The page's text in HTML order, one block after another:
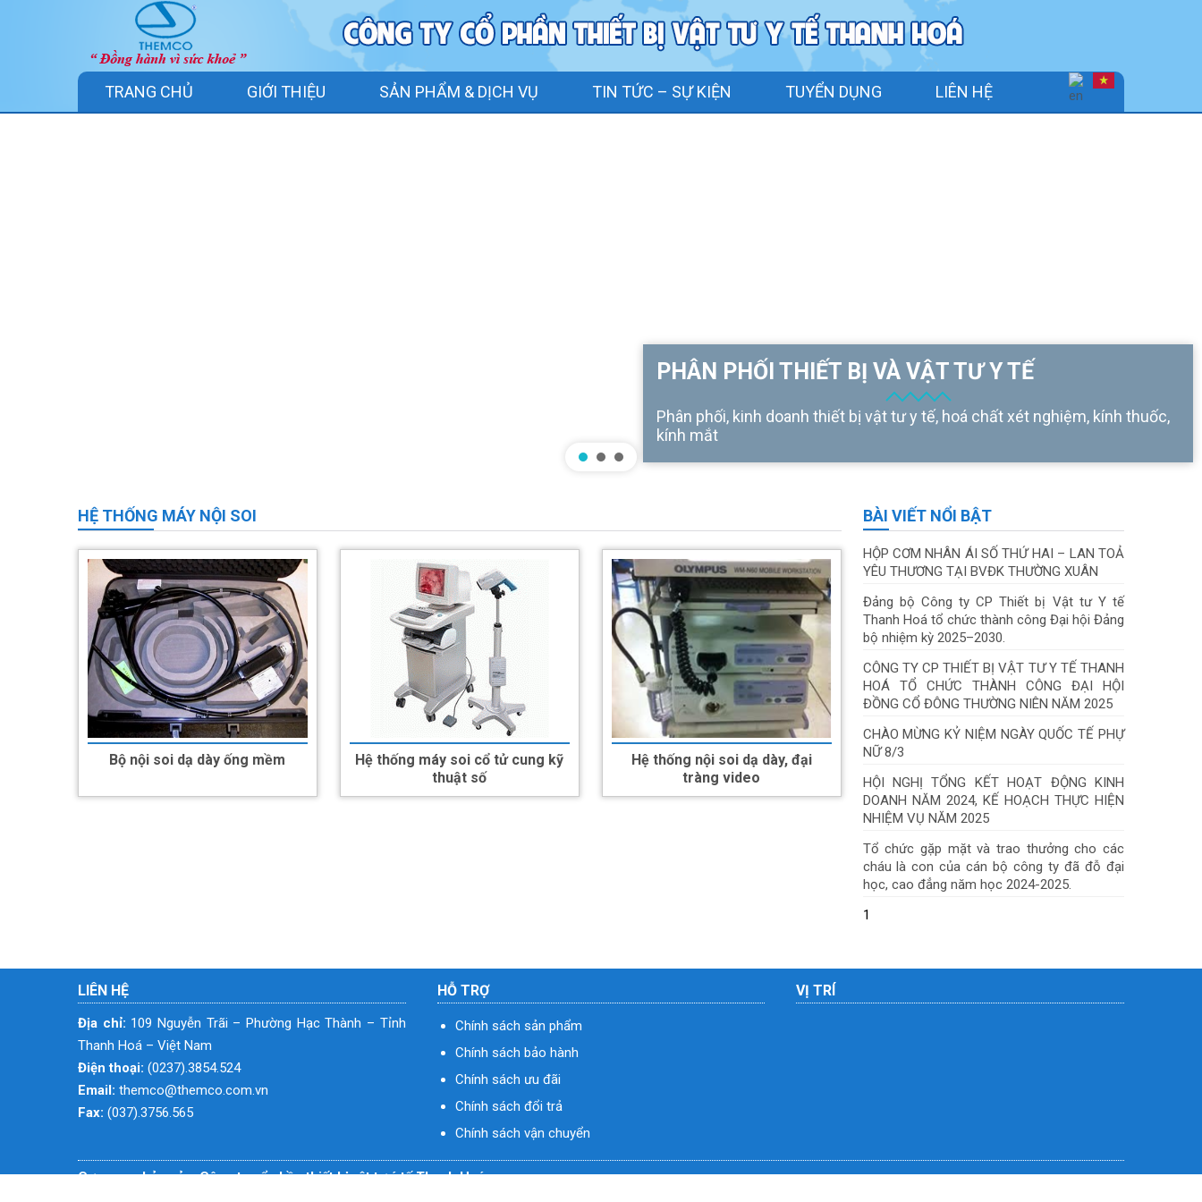
TRANG CHỦ GIỚI THIỆU SẢN PHẨM & DỊCH VỤ TIN TỨC – SỰ KIỆN TUYỂN DỤNG LIÊN HỆ
PHÂN PHỐI THIẾT BỊ VÀ VẬT TƯ Y TẾ
Phân phối, kinh doanh thiết bị vật tư y tế, hoá chất xét nghiệm, kính thuốc,
kính mắt
HỆ THỐNG MÁY NỘI SOI
Bộ nội soi dạ dày ống mềm
Hệ thống máy soi cổ tử cung kỹ
thuật số
Hệ thống nội soi dạ dày, đại
tràng video
BÀI VIẾT NỔI BẬT
HỘP CƠM NHÂN ÁI SỐ THỨ HAI – LAN TOẢ
YÊU THƯƠNG TẠI BVĐK THƯỜNG XUÂN
Đảng bộ Công ty CP Thiết bị Vật tư Y tế
Thanh Hoá tổ chức thành công Đại hội Đảng
bộ nhiệm kỳ 2025–2030.
CÔNG TY CP THIẾT BỊ VẬT TƯ Y TẾ THANH
HOÁ TỔ CHỨC THÀNH CÔNG ĐẠI HỘI
ĐỒNG CỔ ĐÔNG THƯỜNG NIÊN NĂM 2025
CHÀO MỪNG KỶ NIỆM NGÀY QUỐC TẾ PHỰ
NỮ 8/3
HỘI NGHỊ TỔNG KẾT HOẠT ĐỘNG KINH
DOANH NĂM 2024, KẾ HOẠCH THỰC HIỆN
NHIỆM VỤ NĂM 2025
Tổ chức gặp mặt và trao thưởng cho các
cháu là con của cán bộ công ty đã đỗ đại
học, cao đẳng năm học 2024-2025.
1
LIÊN HỆ
Địa chỉ: 109 Nguyễn Trãi – Phường Hạc Thành – Tỉnh
Thanh Hoá – Việt Nam
Điện thoại: (0237).3854.524
Email: themco@themco.com.vn
Fax: (037).3756.565
HỖ TRỢ
Chính sách sản phẩm
Chính sách bảo hành
Chính sách ưu đãi
Chính sách đổi trả
Chính sách vận chuyển
VỊ TRÍ
Cơ quan chủ quản: Công ty cổ phần thiết bị vật tư ý tế Thanh Hoá